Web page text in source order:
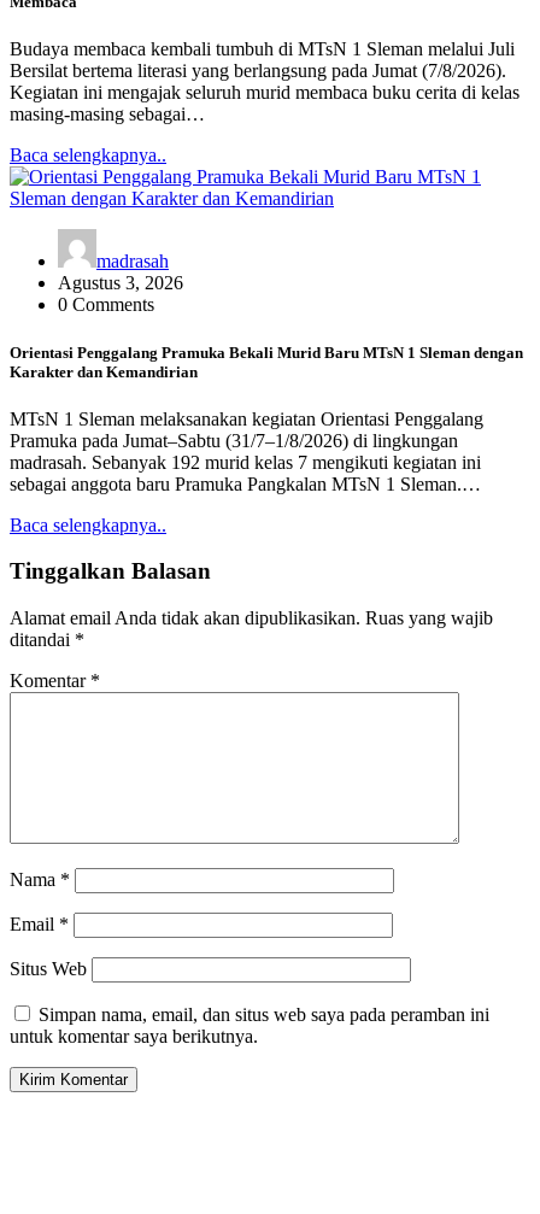
Budaya membaca kembali tumbuh di MTsN 1 Sleman melalui Juli
Bersilat bertema literasi yang berlangsung pada Jumat (7/8/2026).
Kegiatan ini mengajak seluruh murid membaca buku cerita di kelas
masing-masing sebagai…
Baca selengkapnya..
madrasah
Agustus 3, 2026
0 Comments
Orientasi Penggalang Pramuka Bekali Murid Baru MTsN 1 Sleman dengan
Karakter dan Kemandirian
MTsN 1 Sleman melaksanakan kegiatan Orientasi Penggalang
Pramuka pada Jumat–Sabtu (31/7–1/8/2026) di lingkungan
madrasah. Sebanyak 192 murid kelas 7 mengikuti kegiatan ini
sebagai anggota baru Pramuka Pangkalan MTsN 1 Sleman.…
Baca selengkapnya..
Tinggalkan Balasan
Alamat email Anda tidak akan dipublikasikan. Ruas yang wajib
ditandai *
Komentar *
Nama *
Email *
Situs Web
Simpan nama, email, dan situs web saya pada peramban ini
untuk komentar saya berikutnya.